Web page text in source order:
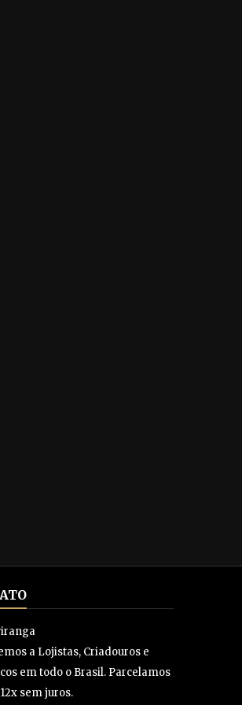
a Lojistas, Criadouros e
em todo o Brasil. Parcelamos
sem juros.